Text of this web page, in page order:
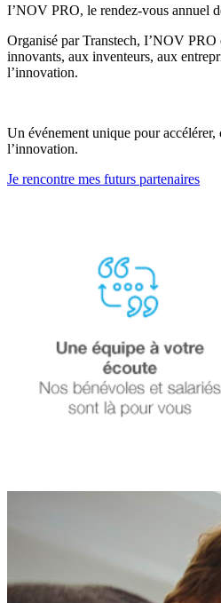
I’NOV PRO, le rendez-vous annuel
Organisé par Transtech, I’NOV PRO
innovants, aux inventeurs, aux
l’innovation.
Un événement unique pour accélérer,
l’innovation.
Je rencontre mes futurs partenaires